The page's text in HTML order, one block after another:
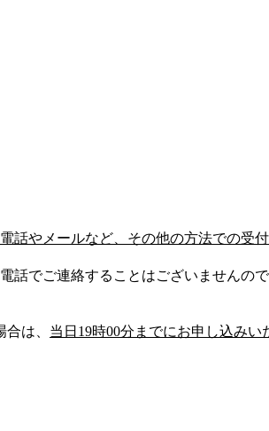
話やメールなど、その他の方法での受
話でご連絡することはございませんの
は、 当日19時00分までにお申し込みい